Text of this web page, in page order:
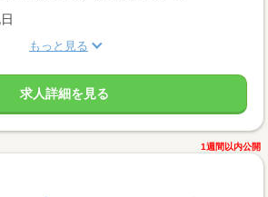
もっと見る
求人詳細を見る
1週間以内公開